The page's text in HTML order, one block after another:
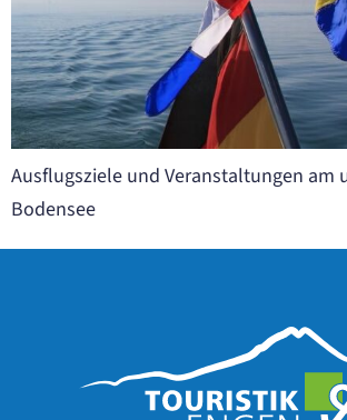
Ausflugsziele und Veranstaltungen am
Bodensee